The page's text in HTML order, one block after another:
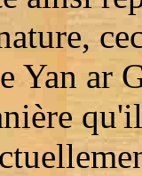
Yan ar